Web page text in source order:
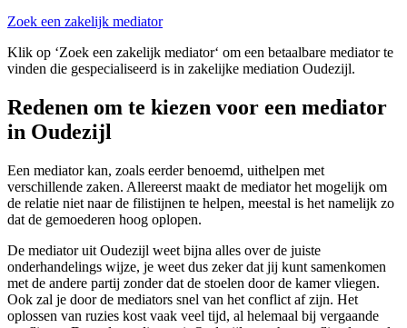
Zoek een zakelijk mediator
Klik op ‘Zoek een zakelijk mediator‘ om een betaalbare mediator te
vinden die gespecialiseerd is in zakelijke mediation Oudezijl.
Redenen om te kiezen voor een mediator
in Oudezijl
Een mediator kan, zoals eerder benoemd, uithelpen met
verschillende zaken. Allereerst maakt de mediator het mogelijk om
de relatie niet naar de filistijnen te helpen, meestal is het namelijk zo
dat de gemoederen hoog oplopen.
De mediator uit Oudezijl weet bijna alles over de juiste
onderhandelings wijze, je weet dus zeker dat jij kunt samenkomen
met de andere partij zonder dat de stoelen door de kamer vliegen.
Ook zal je door de mediators snel van het conflict af zijn. Het
oplossen van ruzies kost vaak veel tijd, al helemaal bij vergaande